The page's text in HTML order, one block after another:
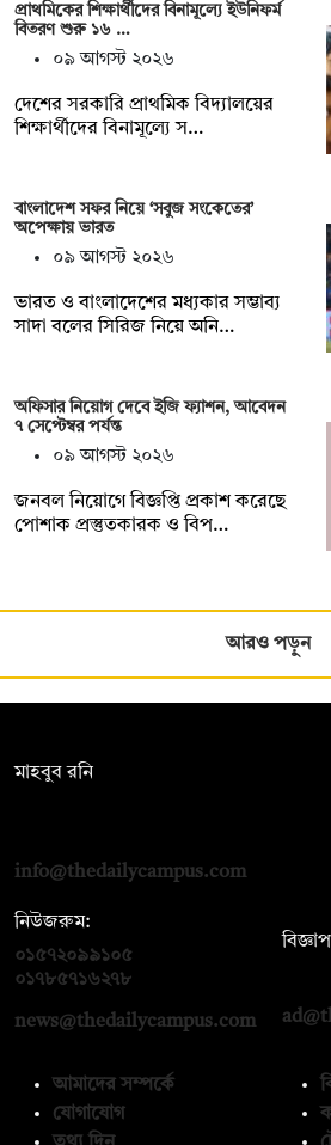
প্রাথমিকের শিক্ষার্থীদের বিনামূল্যে ইউনিফর্ম
বিতরণ শুরু ১৬ …
০৯ আগস্ট ২০২৬
দেশের সরকারি প্রাথমিক বিদ্যালয়ের
শিক্ষার্থীদের বিনামূল্যে স…
বাংলাদেশ সফর নিয়ে ‘সবুজ সংকেতের’
অপেক্ষায় ভারত
০৯ আগস্ট ২০২৬
ভারত ও বাংলাদেশের মধ্যকার সম্ভাব্য
সাদা বলের সিরিজ নিয়ে অনি…
অফিসার নিয়োগ দেবে ইজি ফ্যাশন, আবেদন
৭ সেপ্টেম্বর পর্যন্ত
০৯ আগস্ট ২০২৬
জনবল নিয়োগে বিজ্ঞপ্তি প্রকাশ করেছে
পোশাক প্রস্তুতকারক ও বিপ…
আরও পড়ুন
মাহবুব রনি
info@thedailycampus.com
নিউজরুম:
০১৫৭২০৯৯১০৫
০১৭৮৫৭১৬২৭৮
news@thedailycampus.com
আমাদের সম্পর্কে
যোগাযোগ